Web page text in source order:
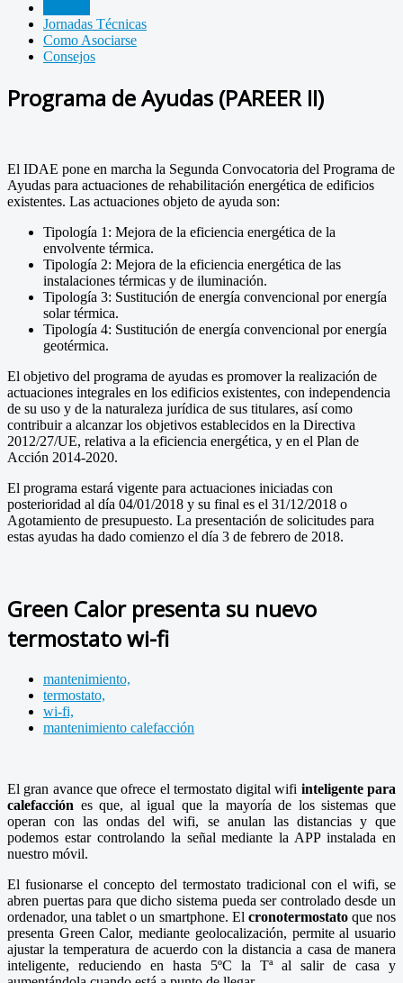
Jornadas Técnicas
Como Asociarse
Consejos
Programa de Ayudas (PAREER II)
El IDAE pone en marcha la Segunda Convocatoria del Programa de
Ayudas para actuaciones de rehabilitación energética de edificios
existentes. Las actuaciones objeto de ayuda son:
Tipología 1: Mejora de la eficiencia energética de la
envolvente térmica.
Tipología 2: Mejora de la eficiencia energética de las
instalaciones térmicas y de iluminación.
Tipología 3: Sustitución de energía convencional por energía
solar térmica.
Tipología 4: Sustitución de energía convencional por energía
geotérmica.
El objetivo del programa de ayudas es promover la realización de
actuaciones integrales en los edificios existentes, con independencia
de su uso y de la naturaleza jurídica de sus titulares, así como
contribuir a alcanzar los objetivos establecidos en la Directiva
2012/27/UE, relativa a la eficiencia energética, y en el Plan de
Acción 2014-2020.
El programa estará vigente para actuaciones iniciadas con
posterioridad al día 04/01/2018 y su final es el 31/12/2018 o
Agotamiento de presupuesto. La presentación de solicitudes para
estas ayudas ha dado comienzo el día 3 de febrero de 2018.
Green Calor presenta su nuevo
termostato wi-fi
mantenimiento,
termostato,
wi-fi,
mantenimiento calefacción
El gran avance que ofrece el termostato digital wifi inteligente para
calefacción es que, al igual que la mayoría de los sistemas que
operan con las ondas del wifi, se anulan las distancias y que
podemos estar controlando la señal mediante la APP instalada en
nuestro móvil.
El fusionarse el concepto del termostato tradicional con el wifi, se
abren puertas para que dicho sistema pueda ser controlado desde un
ordenador, una tablet o un smartphone. El cronotermostatoque nos
presenta Green Calor, mediante geolocalización, permite al usuario
ajustar la temperatura de acuerdo con la distancia a casa de manera
inteligente, reduciendo en hasta 5ºC la Tª al salir de casa y